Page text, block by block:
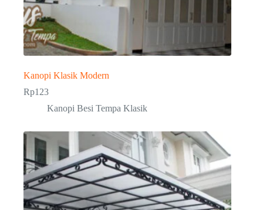
Kanopi Klasik Modern
Rp123
Kanopi Besi Tempa Klasik